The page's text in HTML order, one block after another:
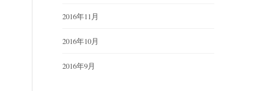
2016年11月
2016年10月
2016年9月